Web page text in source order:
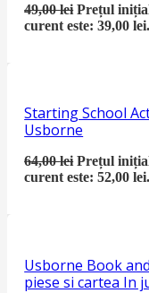
49,00lei Prețul
curent este: 39,00 lei.
Starting School
Usborne
64,00lei Prețul
curent este: 52,00 lei.
Usborne Book
piese si cartea In